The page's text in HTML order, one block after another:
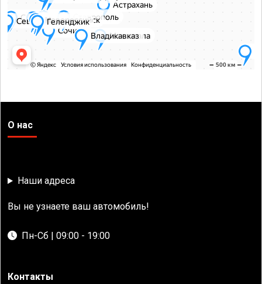
О нас
Наши адреса
Вы не узнаете ваш автомобиль!
Пн-Сб | 09:00 - 19:00
Контакты